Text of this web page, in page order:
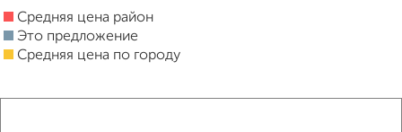
Средняя цена район
Это предложение
Средняя цена по городу